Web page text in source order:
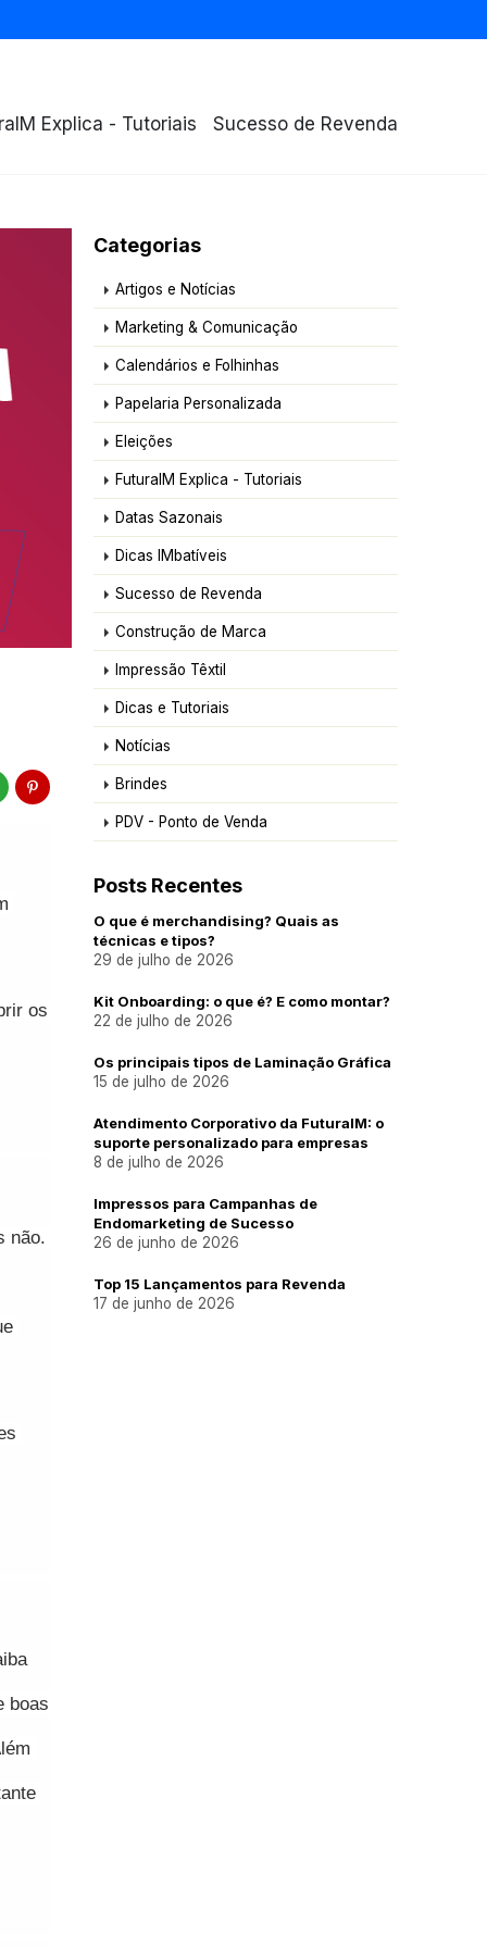
Explica - Tutoriais Sucesso de Revenda
os
não.
boas
Categorias
Artigos e Notícias
Marketing & Comunicação
Calendários e Folhinhas
Papelaria Personalizada
Eleições
FuturaIM Explica - Tutoriais
Datas Sazonais
Dicas IMbatíveis
Sucesso de Revenda
Construção de Marca
Impressão Têxtil
Dicas e Tutoriais
Notícias
Brindes
PDV - Ponto de Venda
Posts Recentes
O que é merchandising? Quais as
técnicas e tipos?
29 de julho de 2026
Kit Onboarding: o que é? E como montar?
22 de julho de 2026
Os principais tipos de Laminação Gráfica
15 de julho de 2026
Atendimento Corporativo da FuturaIM: o
suporte personalizado para empresas
8 de julho de 2026
Impressos para Campanhas de
Endomarketing de Sucesso
26 de junho de 2026
Top 15 Lançamentos para Revenda
17 de junho de 2026